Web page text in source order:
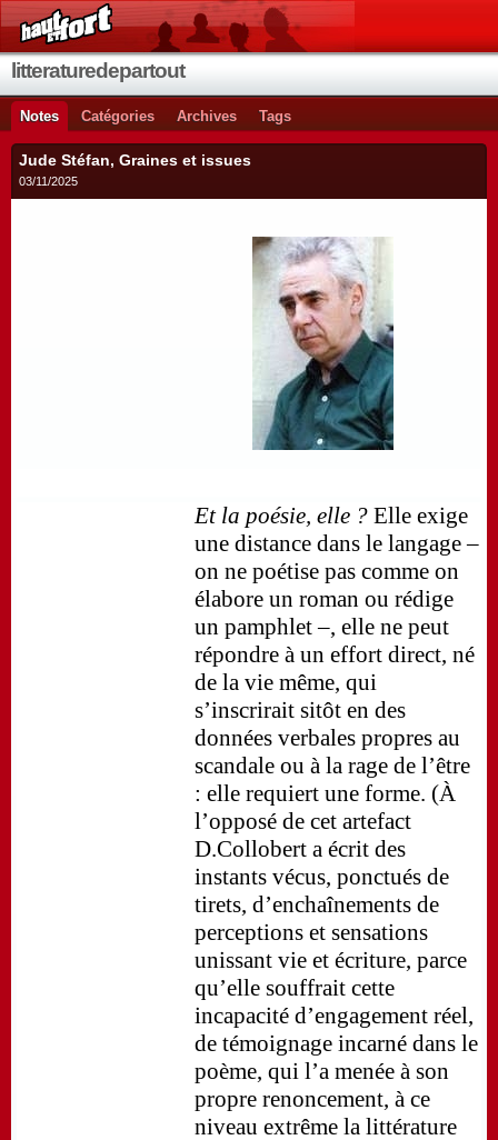
litteraturedepartout
Notes Catégories Archives Tags
Jude Stéfan, Graines et issues
03/11/2025
Et la poésie, elle ? Elle exige
une distance dans le langage –
on ne poétise pas comme on
élabore un roman ou rédige
un pamphlet –, elle ne peut
répondre à un effort direct, né
de la vie même, qui
s’inscrirait sitôt en des
données verbales propres au
scandale ou à la rage de l’être
: elle requiert une forme. (À
l’opposé de cet artefact
D.Collobert a écrit des
instants vécus, ponctués de
tirets, d’enchaînements de
perceptions et sensations
unissant vie et écriture, parce
qu’elle souffrait cette
incapacité d’engagement réel,
de témoignage incarné dans le
poème, qui l’a menée à son
propre renoncement, à ce
niveau extrême la littérature